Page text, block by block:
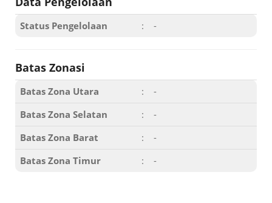
Status Pengelolaan : -
Batas Zonasi
Batas Zona Utara :
-
Batas Zona Selatan
:
-
Batas Zona Barat
:
-
Batas Zona Timur
: -